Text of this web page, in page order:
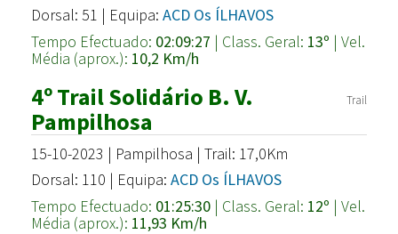
Dorsal: 51 | Equipa: ACD Os ÍLHAVOS
Tempo Efectuado: 02:09:27 | Class. Geral: 13º | Vel.
Média (aprox.): 10,2 Km/h
4º Trail Solidário B. V.
Pampilhosa
Trail
15-10-2023 | Pampilhosa | Trail: 17,0Km
Dorsal: 110 | Equipa: ACD Os ÍLHAVOS
Tempo Efectuado: 01:25:30 | Class. Geral: 12º | Vel.
Média (aprox.): 11,93 Km/h